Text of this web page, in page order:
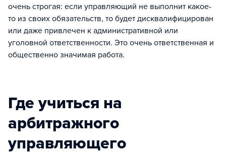
очень строгая: если управляющий не выполнит какое-
то из своих обязательств, то будет дисквалифицирован
или даже привлечен к административной или
уголовной ответственности. Это очень ответственная и
общественно значимая работа.
Где учиться на
арбитражного
управляющего